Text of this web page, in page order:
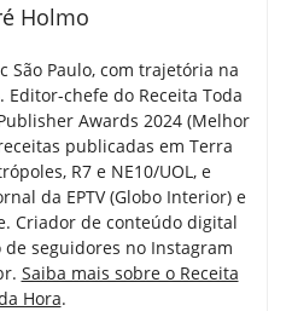
Holmo
São Paulo, com trajetória na
Editor-chefe do Receita Toda
Awards 2024 (Melhor
publicadas em Terra
R7 e NE10/UOL, e
da EPTV (Globo Interior) e
Criador de conteúdo digital
seguidores no Instagram
Saiba mais sobre o Receita
Hora.